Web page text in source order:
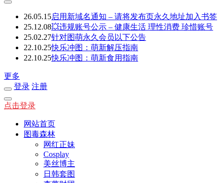
26.05.15启用新域名通知 – 请将发布页永久地址加入书签
25.12.08💥违规账号公示 – 健康生活 理性消费 珍惜账号
25.02.27针对图萌永久会员以下公告
22.10.25快乐冲图：萌新解压指南
22.10.25快乐冲图：萌新食用指南
更多
登录 注册
点击登录
网站首页
图毒森林
网红正妹
Cosplay
美丝博主
日韩套图